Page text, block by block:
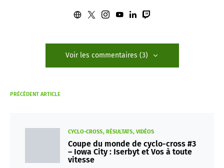
Voir les commentaires (3)
PRÉCÉDENT ARTICLE
CYCLO-CROSS RÉSULTATS VIDÉOS
Coupe du monde de cyclo-cross #3
– Iowa City : Iserbyt et Vos à toute
vitesse